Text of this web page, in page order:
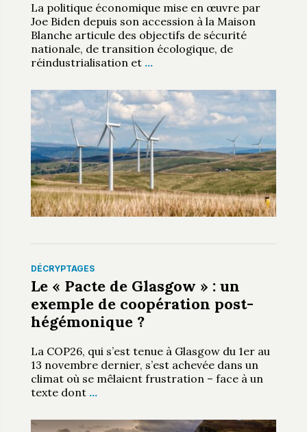
La politique économique mise en œuvre par
Joe Biden depuis son accession à la Maison
Blanche articule des objectifs de sécurité
nationale, de transition écologique, de
réindustrialisation et …
DÉCRYPTAGES
Le « Pacte de Glasgow » : un
exemple de coopération post-
hégémonique ?
La COP26, qui s’est tenue à Glasgow du 1er au
13 novembre dernier, s’est achevée dans un
climat où se mêlaient frustration – face à un
texte dont …